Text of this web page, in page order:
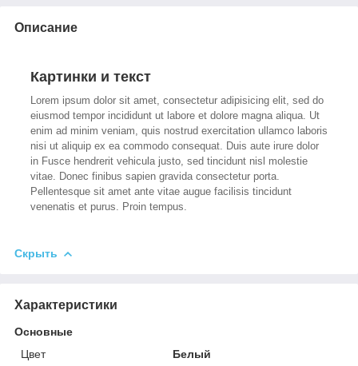
Описание
Картинки и текст
Lorem ipsum dolor sit amet, consectetur adipisicing elit, sed do
eiusmod tempor incididunt ut labore et dolore magna aliqua. Ut
enim ad minim veniam, quis nostrud exercitation ullamco laboris
nisi ut aliquip ex ea commodo consequat. Duis aute irure dolor
in Fusce hendrerit vehicula justo, sed tincidunt nisl molestie
vitae. Donec finibus sapien gravida consectetur porta.
Pellentesque sit amet ante vitae augue facilisis tincidunt
venenatis et purus. Proin tempus.
Скрыть
Характеристики
Основные
Цвет
Белый